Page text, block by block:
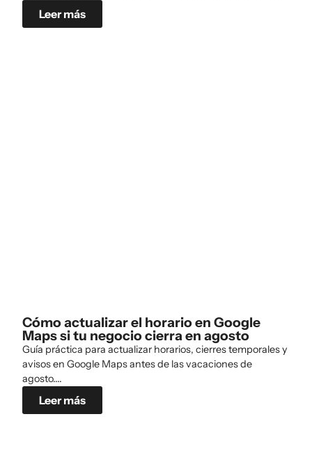
Leer más
Cómo actualizar el horario en Google
Maps si tu negocio cierra en agosto
Guía práctica para actualizar horarios, cierres temporales y
avisos en Google Maps antes de las vacaciones de
agosto....
Leer más